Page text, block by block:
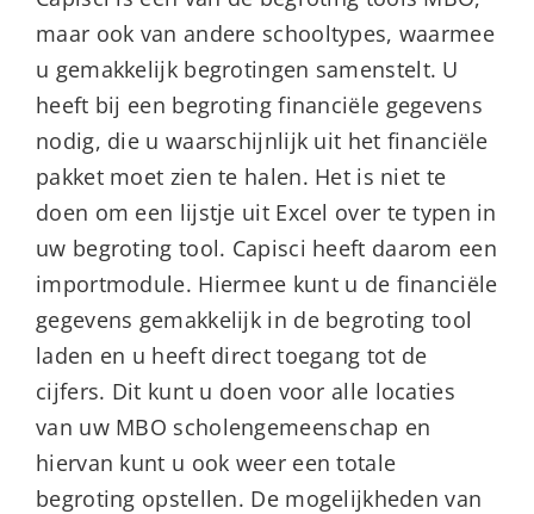
maar ook van andere schooltypes, waarmee
u gemakkelijk begrotingen samenstelt. U
heeft bij een begroting financiële gegevens
nodig, die u waarschijnlijk uit het financiële
pakket moet zien te halen. Het is niet te
doen om een lijstje uit Excel over te typen in
uw begroting tool. Capisci heeft daarom een
importmodule. Hiermee kunt u de financiële
gegevens gemakkelijk in de begroting tool
laden en u heeft direct toegang tot de
cijfers. Dit kunt u doen voor alle locaties
van uw MBO scholengemeenschap en
hiervan kunt u ook weer een totale
begroting opstellen. De mogelijkheden van